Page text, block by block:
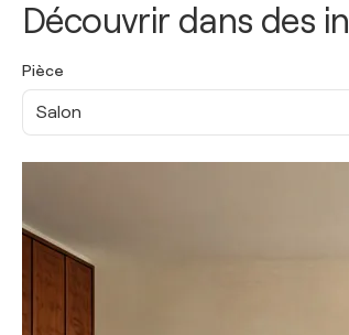
Découvrir dans des
Pièce
Salon